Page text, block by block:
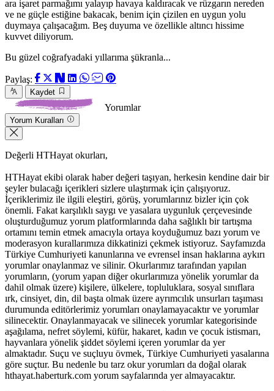
ara işaret parmağımı yalayıp havaya kaldıracak ve rüzgarın nereden
ve ne güçle estiğine bakacak, benim için çizilen en uygun yolu
duymaya çalışacağım. Beş duyuma ve özellikle altıncı hissime
kuvvet diliyorum.
Bu güzel coğrafyadaki yıllarıma şükranla...
Paylaş:
Kaydet
Yorumlar
Yorum Kuralları
Değerli HTHayat okurları,
HTHayat ekibi olarak haber değeri taşıyan, herkesin kendine dair bir
şeyler bulacağı içerikleri sizlere ulaştırmak için çalışıyoruz.
İçeriklerimiz ile ilgili eleştiri, görüş, yorumlarınız bizler için çok
önemli. Fakat karşılıklı saygı ve yasalara uygunluk çerçevesinde
oluşturduğumuz yorum platformlarında daha sağlıklı bir tartışma
ortamını temin etmek amacıyla ortaya koyduğumuz bazı yorum ve
moderasyon kurallarımıza dikkatinizi çekmek istiyoruz. Sayfamızda
Türkiye Cumhuriyeti kanunlarına ve evrensel insan haklarına aykırı
yorumlar onaylanmaz ve silinir. Okurlarımız tarafından yapılan
yorumların, (yorum yapan diğer okurlarımıza yönelik yorumlar da
dahil olmak üzere) kişilere, ülkelere, topluluklara, sosyal sınıflara
ırk, cinsiyet, din, dil başta olmak üzere ayrımcılık unsurları taşıması
durumunda editörlerimiz yorumları onaylamayacaktır ve yorumlar
silinecektir. Onaylanmayacak ve silinecek yorumlar kategorisinde
aşağılama, nefret söylemi, küfür, hakaret, kadın ve çocuk istismarı,
hayvanlara yönelik şiddet söylemi içeren yorumlar da yer
almaktadır. Suçu ve suçluyu övmek, Türkiye Cumhuriyeti yasalarına
göre suçtur. Bu nedenle bu tarz okur yorumları da doğal olarak
hthayat.haberturk.com yorum sayfalarında yer almayacaktır.